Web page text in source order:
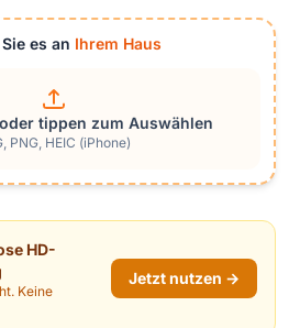
es an Ihrem Haus
tippen zum Auswählen
PNG, HEIC (iPhone)
HD-
Keine
Jetzt nutzen →